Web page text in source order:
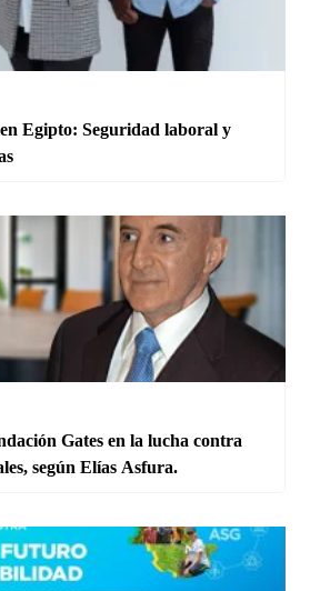
Egipto: Seguridad laboral y
Gates en la lucha contra
según Elías Asfura.